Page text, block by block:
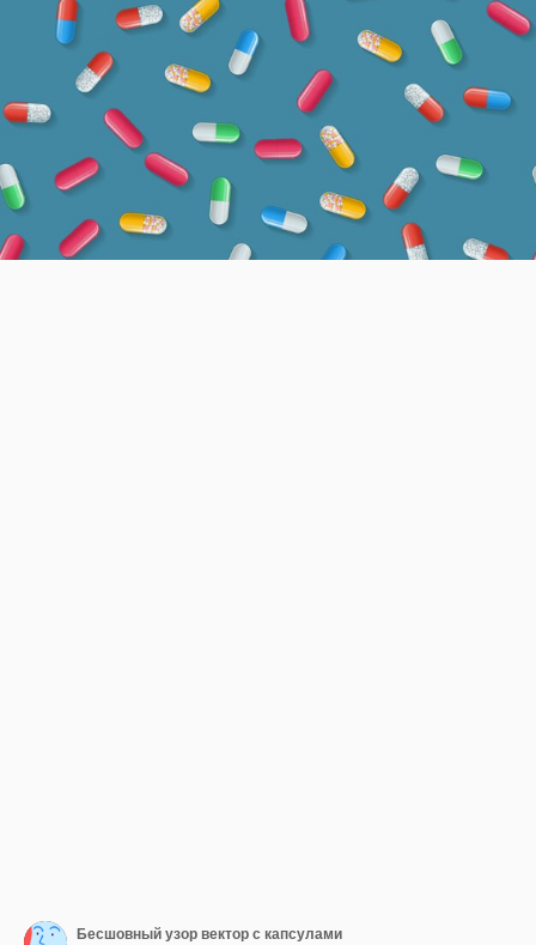
Бесшовный узор вектор с капсулами